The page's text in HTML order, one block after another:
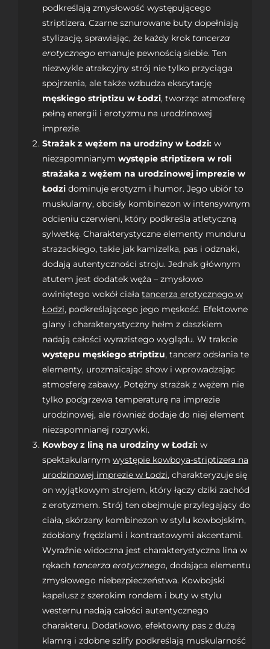
podkreślają zmysłowość występującego
striptizera. Czarne sznurowane buty dopełniają
stylizację, sprawiając, że każdy krok tancerza
erotycznegoemanuje pewnością siebie. Ten
niezwykle atrakcyjny strój nie tylko przyciąga
spojrzenia, ale także wzbudza ekscytację
męskiego striptizu w Łodzi, tworząc atmosferę
pełną energii i erotyzmu na urodzinowej
imprezie.
Strażak z wężem na urodziny w Łodzi: w
niezapomnianym występie striptizera w roli
strażaka z wężem na urodzinowej imprezie w
Łodzidominuje erotyzm i humor. Jego ubiór to
muskularny, obcisły kombinezon w intensywnym
odcieniu czerwieni, który podkreśla atletyczną
sylwetkę. Charakterystyczne elementy munduru
strażackiego, takie jak kamizelka, pas i odznaki,
dodają autentyczności stroju. Jednak głównym
atutem jest dodatek węża – zmysłowo
owiniętego wokół ciała tancerza erotycznego w
Łodzi, podkreślającego jego męskość. Efektowne
glany i charakterystyczny hełm z daszkiem
nadają całości wyrazistego wyglądu. W trakcie
występu męskiego striptizu, tancerz odsłania te
elementy, urozmaicając show i wprowadzając
atmosferę zabawy. Potężny strażak z wężem nie
tylko podgrzewa temperaturę na imprezie
urodzinowej, ale również dodaje do niej element
niezapomnianej rozrywki.
Kowboy z liną na urodziny w Łodzi: w
spektakularnym występie kowboya-striptizera na
urodzinowej imprezie w Łodzi, charakteryzuje się
on wyjątkowym strojem, który łączy dziki zachód
z erotyzmem. Strój ten obejmuje przylegający do
ciała, skórzany kombinezon w stylu kowbojskim,
zdobiony frędzlami i kontrastowymi akcentami.
Wyraźnie widoczna jest charakterystyczna lina w
rękach tancerza erotycznego, dodająca elementu
zmysłowego niebezpieczeństwa. Kowbojski
kapelusz z szerokim rondem i buty w stylu
westernu nadają całości autentycznego
charakteru. Dodatkowo, efektowny pas z dużą
klamrą i zdobne szlify podkreślają muskularność